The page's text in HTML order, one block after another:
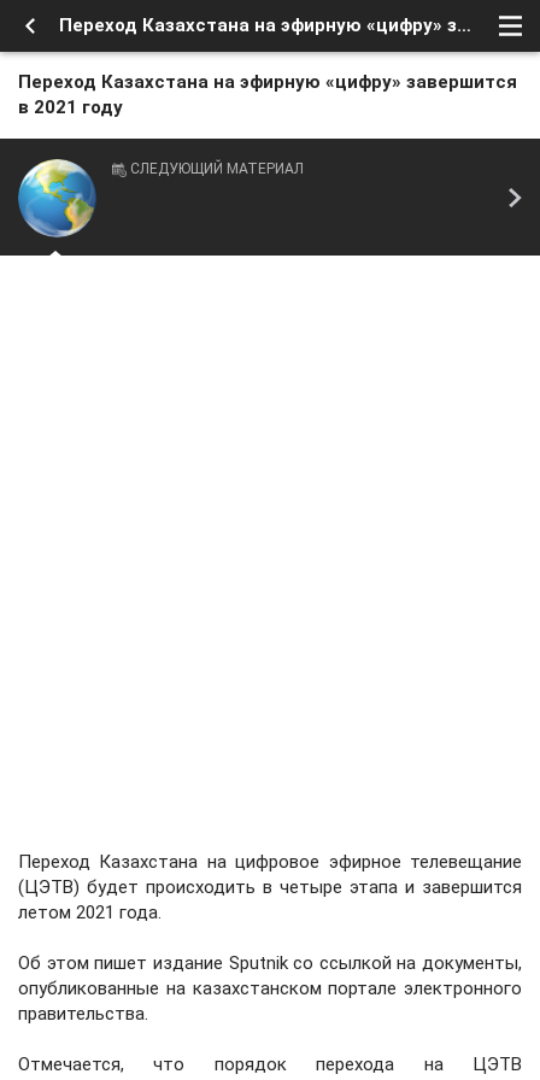
Переход Казахстана на эфирную «цифру» завершится в 2021 году
Переход Казахстана на эфирную «цифру» завершится
в 2021 году
СЛЕДУЮЩИЙ МАТЕРИАЛ
Переход Казахстана на цифровое эфирное телевещание
(ЦЭТВ) будет происходить в четыре этапа и завершится
летом 2021 года.
Об этом пишет издание Sputnik со ссылкой на документы,
опубликованные на казахстанском портале электронного
правительства.
Отмечается, что порядок перехода на ЦЭТВ